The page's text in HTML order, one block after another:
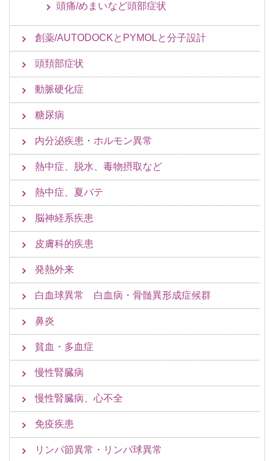
頭痛/めまいなど頭部症状
創薬/AUTODOCKとPYMOLと分子設計
頭頚部症状
動脈硬化症
糖尿病
内分泌疾患・ホルモン異常
熱中症、脱水、毒物摂取など
熱中症、夏バテ
脳神経系疾患
皮膚科的疾患
発熱外来
白血球異常 白血病・骨髄異形成症候群
鼻炎
貧血・多血症
慢性腎臓病
慢性腎臓病、心不全
免疫疾患
リンパ節異常・リンパ球異常